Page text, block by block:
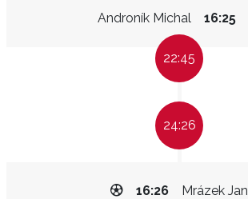
Androník Michal 16:25
22:45
24:26
Mrázek Jan
16:26